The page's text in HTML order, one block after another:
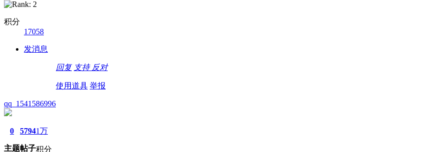
积分
17058
发消息
回复 支持 反对
使用道具 举报
qq_1541586996
0
主题
5794
帖子
1万
积分